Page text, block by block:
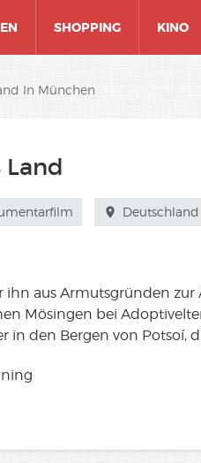
SHOPPING KINO
In München
Deutschland
ihn aus Armutsgründen
Mösingen bei
in den Bergen von Potsoí,